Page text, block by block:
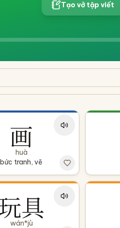
Tạo vở tập viết
画
huà
bức tranh, vẽ
具
wán*jù